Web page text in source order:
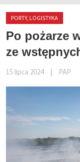
PORTY, LOGISTYKA
Po pożarze
ze
15 lipca 2024 PAP